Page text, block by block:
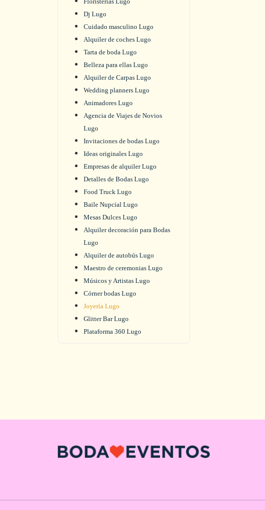
Dj Lugo
Cuidado masculino Lugo
Alquiler de coches Lugo
Tarta de boda Lugo
Belleza para ellas Lugo
Alquiler de Carpas Lugo
Wedding planners Lugo
Animadores Lugo
Agencia de Viajes de Novios
Lugo
Invitaciones de bodas Lugo
Ideas originales Lugo
Empresas de alquiler Lugo
Detalles de Bodas Lugo
Food Truck Lugo
Baile Nupcial Lugo
Mesas Dulces Lugo
Alquiler decoración para Bodas
Lugo
Alquiler de autobús Lugo
Maestro de ceremonias Lugo
Músicos y Artistas Lugo
Córner bodas Lugo
Joyería Lugo
Glitter Bar Lugo
Plataforma 360 Lugo